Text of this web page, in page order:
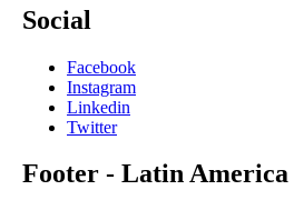
Social
Facebook
Instagram
Linkedin
Twitter
Footer - Latin America